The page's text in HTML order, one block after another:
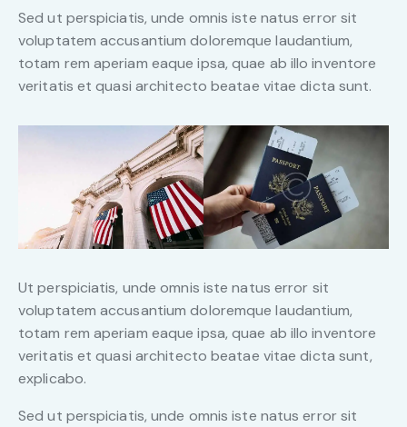
Sed ut perspiciatis, unde omnis iste natus error sit
voluptatem accusantium doloremque laudantium,
totam rem aperiam eaque ipsa, quae ab illo inventore
veritatis et quasi architecto beatae vitae dicta sunt.
Ut perspiciatis, unde omnis iste natus error sit
voluptatem accusantium doloremque laudantium,
totam rem aperiam eaque ipsa, quae ab illo inventore
veritatis et quasi architecto beatae vitae dicta sunt,
explicabo.
Sed ut perspiciatis, unde omnis iste natus error sit